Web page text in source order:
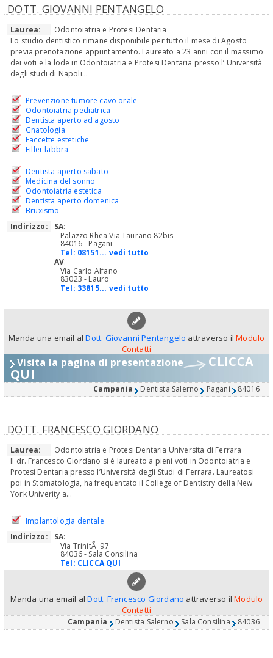
DOTT. GIOVANNI PENTANGELO
Laurea:
Odontoiatria e Protesi Dentaria
Lo studio dentistico rimane disponibile per tutto il mese di Agosto
previa prenotazione appuntamento. Laureato a 23 anni con il massimo
dei voti e la lode in Odontoiatria e Protesi Dentaria presso l’ Università
degli studi di Napoli...
Prevenzione tumore cavo orale
Odontoiatria pediatrica
Dentista aperto ad agosto
Gnatologia
Faccette estetiche
Filler labbra
Dentista aperto sabato
Medicina del sonno
Odontoiatria estetica
Dentista aperto domenica
Bruxismo
Indirizzo:
SA:
Palazzo Rhea Via Taurano 82bis
84016 - Pagani
Tel: 08151... vedi tutto
AV:
Via Carlo Alfano
83023 - Lauro
Tel: 33815... vedi tutto
Manda una email alDott. Giovanni Pentangelo attraverso ilModulo
Contatti
Visita la pagina di presentazione CLICCA
QUI
Campania Dentista Salerno Pagani 84016
DOTT. FRANCESCO GIORDANO
Laurea:
Odontoiatria e Protesi Dentaria Universita di Ferrara
Il dr. Francesco Giordano si è laureato a pieni voti in Odontoiatria e
Protesi Dentaria presso l’Università degli Studi di Ferrara. Laureatosi
poi in Stomatologia, ha frequentato il College of Dentistry della New
York Univerity a...
Implantologia dentale
Indirizzo:
SA:
Via TrinitÃ 97
84036 - Sala Consilina
Tel: CLICCA QUI
Manda una email alDott. Francesco Giordano attraverso ilModulo
Contatti
Campania Dentista Salerno Sala Consilina 84036